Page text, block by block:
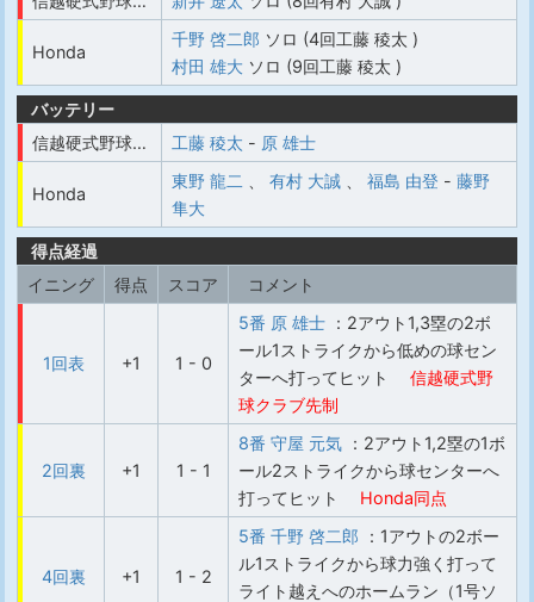
Honda
千野 啓二郎 ソロ (4回工藤 稜太 )
村田 雄大 ソロ (9回工藤 稜太 )
バッテリー
信越硬式野球クラブ
工藤 稜太 - 原 雄士
Honda
東野 龍二 有村 大誠 福島 由登 - 藤野
隼大
得点経過
イニング
得点 スコア コメント
1回表 +1 1 - 0
5番 原 雄士 ：2アウト1,3塁の2ボ
ール1ストライクから低めの球セン
ターへ打ってヒット
信越硬式野
球クラブ先制
2回裏 +1 1 - 1
8番 守屋 元気 ：2アウト1,2塁の1ボ
ール2ストライクから球センターへ
打ってヒット
Honda同点
4回裏 +1 1 - 2
5番 千野 啓二郎 ：1アウトの2ボー
ル1ストライクから球力強く打って
ライト越えへのホームラン（1号ソ